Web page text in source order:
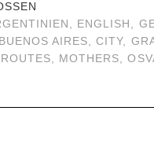
, ENGLISH ,
BUENOS AIRES,CITY,
, MOTHERS,